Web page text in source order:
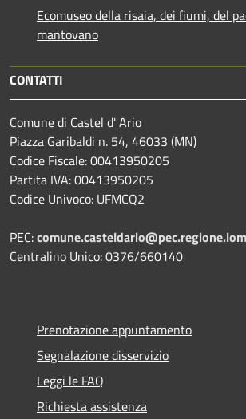
Ecomuseo della risaia, dei fiumi, del
mantovano
CONTATTI
Comune di Castel d' Ario
Piazza Garibaldi n. 54, 46033 (MN)
Codice Fiscale: 00413950205
Partita IVA: 00413950205
Codice Univoco: UFMCQ2
PEC:
Centralino Unico: 0376/660140
Prenotazione appuntamento
Segnalazione disservizio
Leggi le FAQ
Richiesta assistenza